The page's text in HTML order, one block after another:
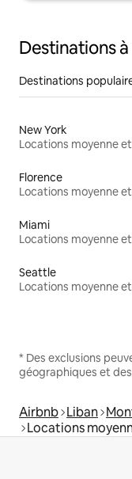
Destinations
Destinations
New York
Florence
Miami
Seattle
* Des exclusions
géographiques et
Airbnb Liban
Locations